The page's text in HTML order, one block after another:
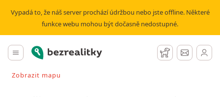
Vypadá to, že náš server prochází údržbou nebo jste offline. Některé
funkce webu mohou být dočasně nedostupné.
Hlavní menu
Bezrealitky Hlídací pes
Zprávy
Zobrazit mapu